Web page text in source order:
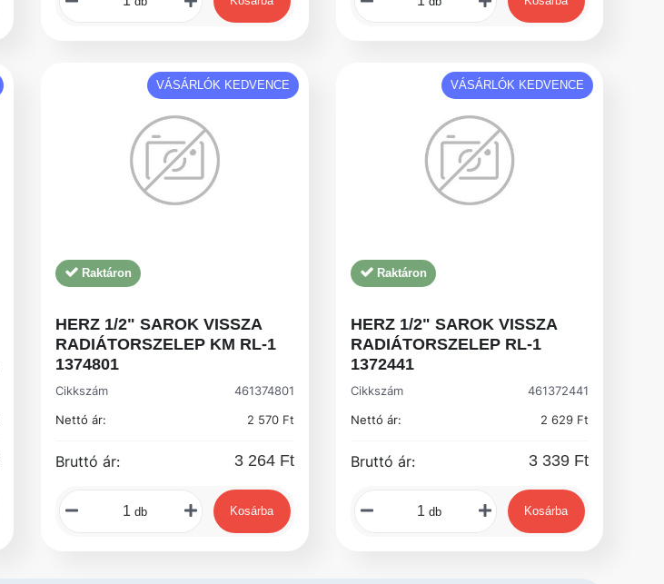
VÁSÁRLÓK KEDVENCE
Raktáron
HERZ 1/2" SAROK VISSZA
RADIÁTORSZELEP KM RL-1
1374801
Cikkszám
461374801
Nettó ár:
2 570 Ft
Bruttó ár: 3 264 Ft
db Kosárba
VÁSÁRLÓK KEDVENCE
Raktáron
HERZ 1/2" SAROK VISSZA
RADIÁTORSZELEP RL-1
1372441
Cikkszám
461372441
Nettó ár:
2 629 Ft
Bruttó ár: 3 339 Ft
db Kosárba